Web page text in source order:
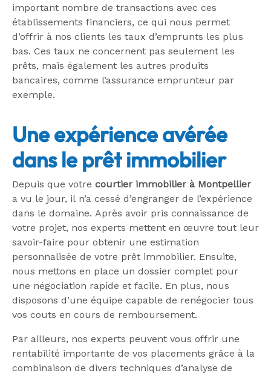
important nombre de transactions avec ces
établissements financiers, ce qui nous permet
d’offrir à nos clients les taux d’emprunts les plus
bas. Ces taux ne concernent pas seulement les
prêts, mais également les autres produits
bancaires, comme l’assurance emprunteur par
exemple.
Une expérience avérée
dans le prêt immobilier
Depuis que votre courtier immobilier à Montpellier
a vu le jour, il n’a cessé d’engranger de l’expérience
dans le domaine. Après avoir pris connaissance de
votre projet, nos experts mettent en œuvre tout leur
savoir-faire pour obtenir une estimation
personnalisée de votre prêt immobilier. Ensuite,
nous mettons en place un dossier complet pour
une négociation rapide et facile. En plus, nous
disposons d’une équipe capable de renégocier tous
vos couts en cours de remboursement.
Par ailleurs, nos experts peuvent vous offrir une
rentabilité importante de vos placements grâce à la
combinaison de divers techniques d’analyse de